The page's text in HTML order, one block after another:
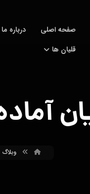
صفحه اصلی درباره ما
قلیان ها
وبلاگ